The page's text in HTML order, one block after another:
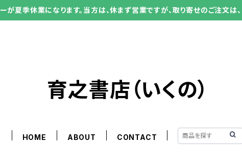
夏季休業になります。当方は、休まず営業ですが、取り寄せのご注文は、
育之書店（いくの）
HOME ABOUT CONTACT